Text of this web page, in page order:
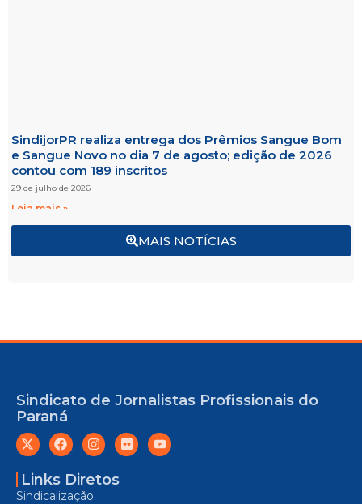
MAIS NOTÍCIAS
SindijorPR realiza entrega dos Prêmios Sangue Bom
e Sangue Novo no dia 7 de agosto; edição de 2026
contou com 189 inscritos
29 de julho de 2026
Leia mais »
Sindicato de Jornalistas Profissionais do
Paraná
Links Diretos
Sindicalização